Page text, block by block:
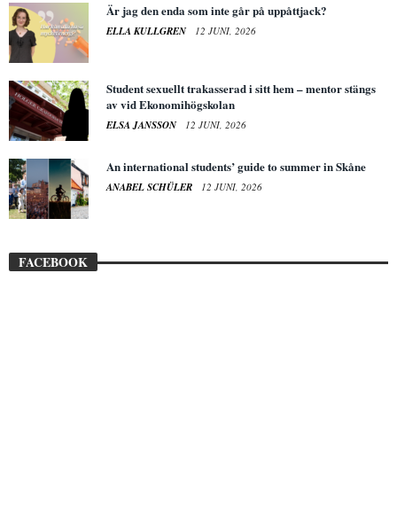
Är jag den enda som inte går på uppåttjack?
ELLA KULLGREN 12 JUNI, 2026
Student sexuellt trakasserad i sitt hem – mentor stängs
av vid Ekonomihögskolan
ELSA JANSSON 12 JUNI, 2026
An international students’ guide to summer in Skåne
ANABEL SCHÜLER 12 JUNI, 2026
FACEBOOK